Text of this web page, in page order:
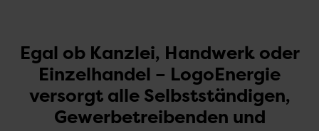
Egal ob Kanzlei, Handwerk oder
Einzelhandel – LogoEnergie
versorgt alle Selbstständigen,
Gewerbetreibenden und